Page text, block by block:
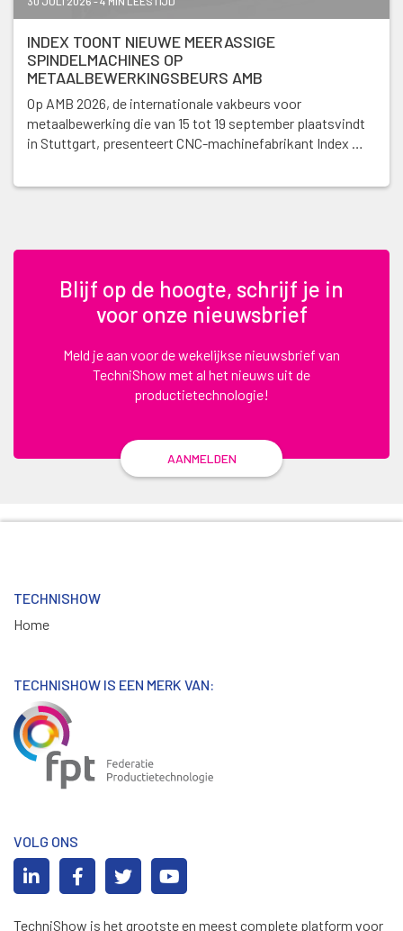
INDEX TOONT NIEUWE MEERASSIGE
SPINDELMACHINES OP
METAALBEWERKINGSBEURS AMB
Op AMB 2026, de internationale vakbeurs voor
metaalbewerking die van 15 tot 19 september plaatsvindt
in Stuttgart, presenteert CNC-machinefabrikant Index …
Blijf op de hoogte, schrijf je in
voor onze nieuwsbrief
Meld je aan voor de wekelijkse nieuwsbrief van
TechniShow met al het nieuws uit de
productietechnologie!
AANMELDEN
TECHNISHOW
Home
TECHNISHOW IS EEN MERK VAN:
VOLG ONS
TechniShow is het grootste en meest complete platform voor